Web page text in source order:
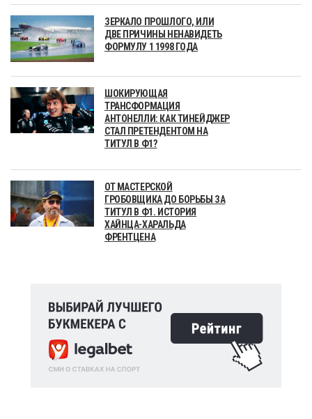
ЗЕРКАЛО ПРОШЛОГО, ИЛИ
ДВЕ ПРИЧИНЫ НЕНАВИДЕТЬ
ФОРМУЛУ 1 1998 ГОДА
ШОКИРУЮЩАЯ
ТРАНСФОРМАЦИЯ
АНТОНЕЛЛИ: КАК ТИНЕЙДЖЕР
СТАЛ ПРЕТЕНДЕНТОМ НА
ТИТУЛ В Ф1?
ОТ МАСТЕРСКОЙ
ГРОБОВЩИКА ДО БОРЬБЫ ЗА
ТИТУЛ В Ф1. ИСТОРИЯ
ХАЙНЦА-ХАРАЛЬДА
ФРЕНТЦЕНА